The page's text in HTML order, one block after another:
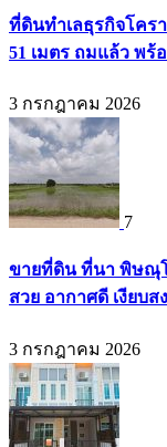
ที่ดินทำเลธุรกิจโคร
51 เมตร ถมแล้ว พร้
3 กรกฎาคม 2026
7
ขายที่ดิน ที่นา พิษณุโ
สวย อากาศดี เงียบส
3 กรกฎาคม 2026